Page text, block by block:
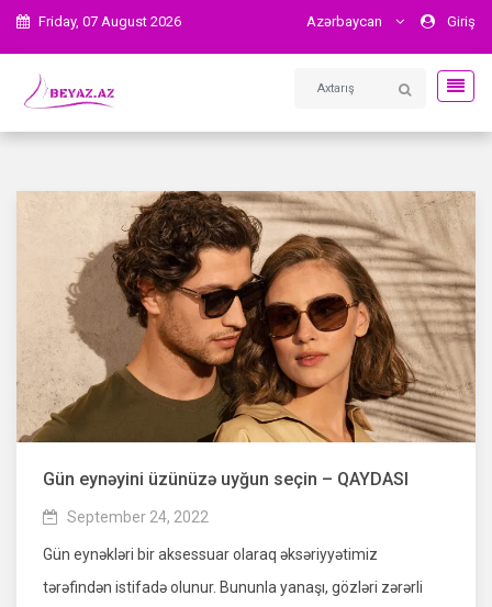
Friday, 07 August 2026 Azərbaycan Giriş
Gün eynəyini üzünüzə uyğun seçin – QAYDASI
September 24, 2022
Gün eynəkləri bir aksessuar olaraq əksəriyyətimiz
tərəfindən istifadə olunur. Bununla yanaşı, gözləri zərərli